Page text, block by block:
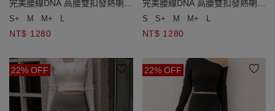
完美腰線DNA 高腰雙扣發熱喇叭
牛仔褲
S+ M M+ L
NT$ 1280
完美腰線DNA 高腰雙扣發熱喇叭
牛仔褲
S S+ M M+ L
NT$ 1280
22% OFF 22% OFF